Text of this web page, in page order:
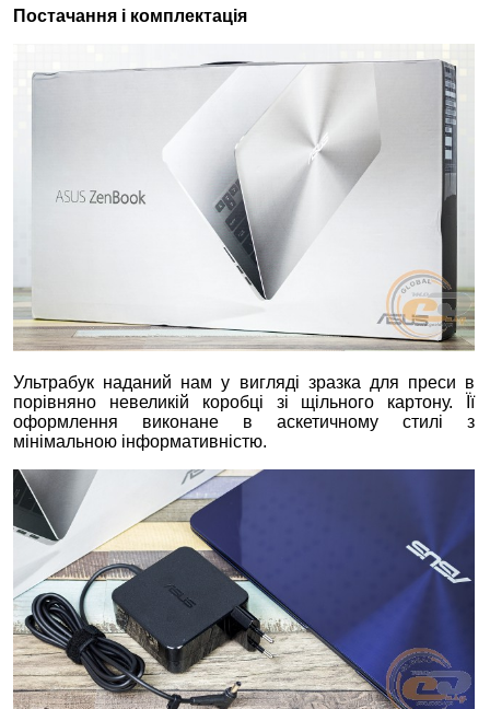
Постачання і комплектація
Ультрабук наданий нам у вигляді зразка для преси в
порівняно невеликій коробці зі щільного картону. Її
оформлення виконане в аскетичному стилі з
мінімальною інформативністю.